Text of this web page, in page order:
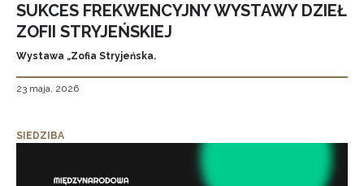
SUKCES FREKWENCYJNY WYSTAWY DZIEŁ
ZOFII STRYJEŃSKIEJ
Wystawa „Zofia Stryjeńska.
23 maja, 2026
SIEDZIBA